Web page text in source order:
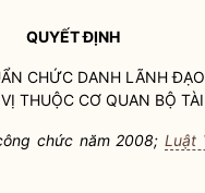
QUYẾT ĐỊNH
CHỨC DANH LÃNH
THUỘC CƠ QUAN BỘ
chức năm 2008;Luật